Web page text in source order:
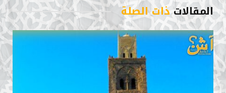
المقالاتذات الصلة